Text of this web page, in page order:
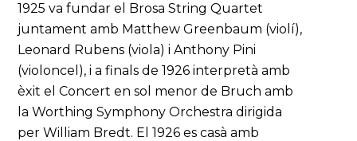
1925 va fundar el Brosa String Quartet
juntament amb Matthew Greenbaum (violí),
Leonard Rubens (viola) i Anthony Pini
(violoncel), i a finals de 1926 interpretà amb
èxit el Concert en sol menor de Bruch amb
la Worthing Symphony Orchestra dirigida
per William Bredt. El 1926 es casà amb